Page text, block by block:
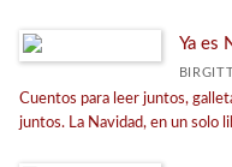
Los amigos de los monstruos
Ya es
Cuentos para leer juntos,
juntos. La Navidad, en un solo